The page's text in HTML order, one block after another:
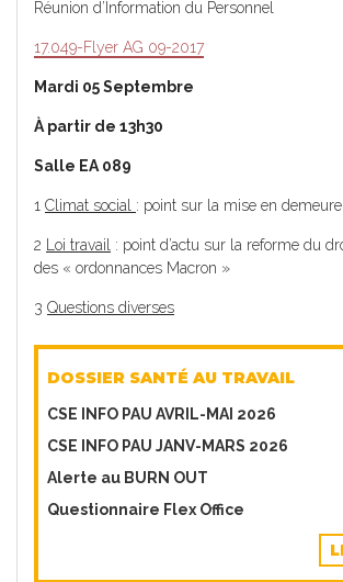
Réunion d’Information du Personnel
17.049-Flyer AG 09-2017
Mardi 05 Septembre
À partir de 13h30
Salle EA 089
1 Climat social : point sur la mise en
2 Loi travail
: point d’actu sur la reforme du
des « ordonnances Macron »
3 Questions diverses
DOSSIER SANTÉ AU TRAVAIL
CSE INFO PAU AVRIL-MAI 2026
CSE INFO PAU JANV-MARS 2026
Alerte au BURN OUT
Questionnaire Flex Office